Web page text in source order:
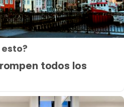
todos los